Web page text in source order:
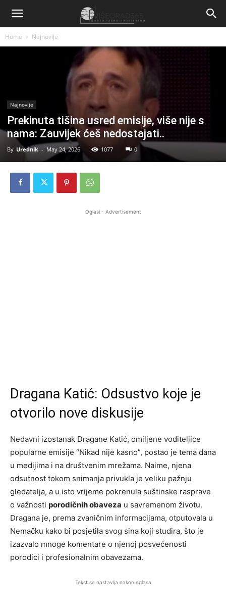
Home Najnovije
Najnovije
Prekinuta tišina usred emisije, više nije s
nama: Zauvijek ćeš nedostajati..
By Urednik - May 24, 2026 1077 0
Oglasi - Advertisement
Dragana Katić: Odsustvo koje je
otvorilo nove diskusije
Nedavni izostanak Dragane Katić, omiljene voditeljice
popularne emisije “Nikad nije kasno”, postao je tema dana
u medijima i na društvenim mrežama. Naime, njena
odsutnost tokom snimanja privukla je veliku pažnju
gledatelja, a u isto vrijeme pokrenula suštinske rasprave
o važnosti porodičnih obaveza u savremenom životu.
Dragana je, prema zvaničnim informacijama, otputovala u
Nemačku kako bi posjetila svog sina koji studira, što je
izazvalo mnoge komentare o njenoj posvećenosti
porodici i profesionalnim obavezama.
Tekst se nastavlja nakon oglasa